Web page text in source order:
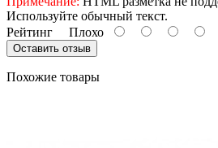
Используйте обычный текст.
Рейтинг Плохо
Оставить отзыв
Похожие товары